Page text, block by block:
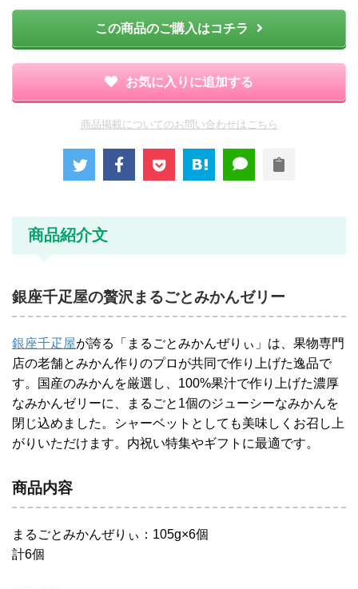
この商品のご購入はコチラ
お気に入りに追加する
商品掲載についてのお問い合わせはこちら
商品紹介文
銀座千疋屋の贅沢まるごとみかんゼリー
銀座千疋屋が誇る「まるごとみかんぜりぃ」は、果物専門
店の老舗とみかん作りのプロが共同で作り上げた逸品で
す。国産のみかんを厳選し、100%果汁で作り上げた濃厚
なみかんゼリーに、まるごと1個のジューシーなみかんを
閉じ込めました。シャーベットとしても美味しくお召し上
がりいただけます。内祝い特集やギフトに最適です。
商品内容
まるごとみかんぜりぃ：105g×6個
計6個